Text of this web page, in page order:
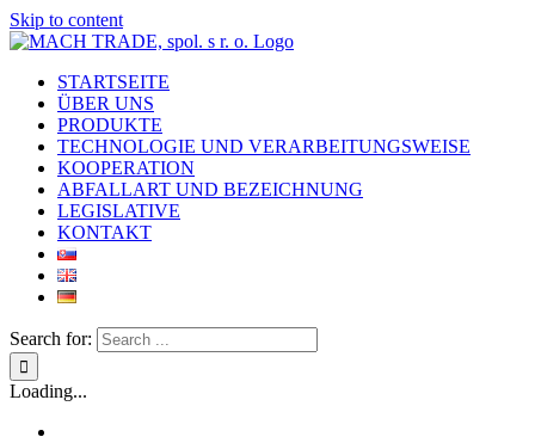
Skip to content
STARTSEITE
ÜBER UNS
PRODUKTE
TECHNOLOGIE UND VERARBEITUNGSWEISE
KOOPERATION
ABFALLART UND BEZEICHNUNG
LEGISLATIVE
KONTAKT
Search for:
Loading...